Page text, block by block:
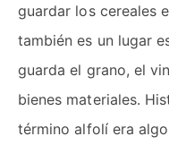
guardar los cereales
también es un lugar
guarda el grano, el
bienes materiales.
término alfolí era